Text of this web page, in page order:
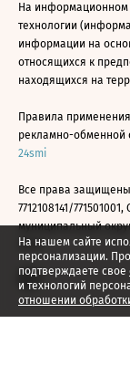
На нашем сайте
персонализации.
подтверждаете свое
и технологий
отношении
На информационном
технологии
информации на
относящихся к
находящихся на
Правила
рекламно-обменной
24smi
Все права
7712108141/
муниципальный
2026